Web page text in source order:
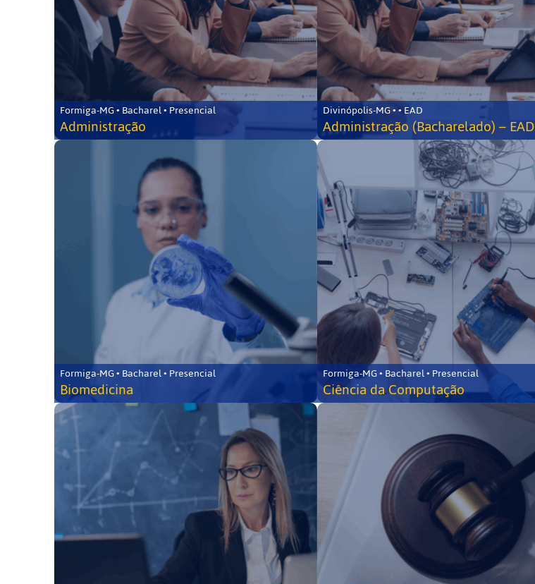
Formiga-MG • Bacharel • Presencial
Administração
Divinópolis-MG • • EAD
Administração (Bacharelado) – EAD
Formiga-MG • Bacharel • Presencial
Biomedicina
Formiga-MG • Bacharel • Presencial
Ciência da Computação